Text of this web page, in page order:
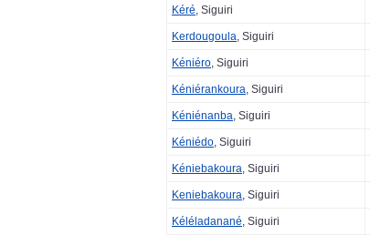
Kéré, Siguiri
Kerdougoula, Siguiri
Kéniéro, Siguiri
Kéniérankoura, Siguiri
Kéniénanba, Siguiri
Kéniédo, Siguiri
Kéniebakoura, Siguiri
Keniebakoura, Siguiri
Kéléladanané, Siguiri